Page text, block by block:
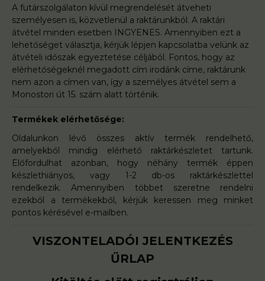
A futárszolgálaton kívül megrendelését átveheti
személyesen is, közvetlenül a raktárunkból. A raktári
átvétel minden esetben INGYENES. Amennyiben ezt a
lehetőséget választja, kérjük lépjen kapcsolatba velünk az
átvételi időszak egyeztetése céljából. Fontos, hogy az
elérhetőségeknél megadott cím irodánk címe, raktárunk
nem azon a címen van, így a személyes átvétel sem a
Monostori út 15. szám alatt történik.
Termékek elérhetősége:
Oldalunkon lévő összes aktív termék rendelhető,
amelyekből mindig elérhető raktárkészletet tartunk.
Előfordulhat azonban, hogy néhány termék éppen
készlethiányos, vagy 1-2 db-os raktárkészlettel
rendelkezik.
Amennyiben többet szeretne rendelni
ezekből a termékekből, kérjük keressen meg minket
pontos kérésével e-mailben.
VISZONTELADÓI JELENTKEZÉS
ŰRLAP